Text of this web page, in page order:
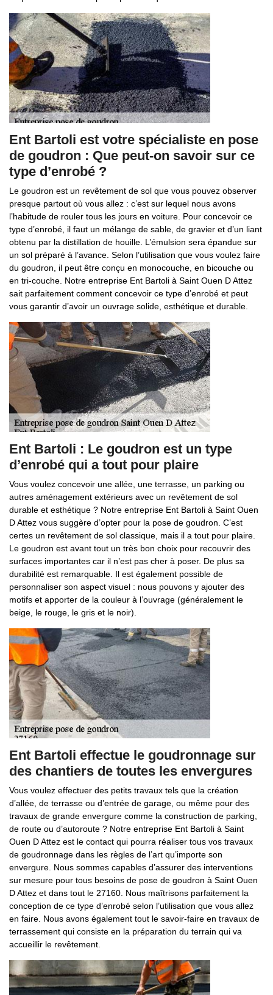
Ent Bartoli est votre spécialiste en pose
de goudron : Que peut-on savoir sur ce
type d’enrobé ?
Le goudron est un revêtement de sol que vous pouvez observer
presque partout où vous allez : c’est sur lequel nous avons
l’habitude de rouler tous les jours en voiture. Pour concevoir ce
type d’enrobé, il faut un mélange de sable, de gravier et d’un liant
obtenu par la distillation de houille. L’émulsion sera épandue sur
un sol préparé à l’avance. Selon l’utilisation que vous voulez faire
du goudron, il peut être conçu en monocouche, en bicouche ou
en tri-couche. Notre entreprise Ent Bartoli à Saint Ouen D Attez
sait parfaitement comment concevoir ce type d’enrobé et peut
vous garantir d’avoir un ouvrage solide, esthétique et durable.
Ent Bartoli : Le goudron est un type
d’enrobé qui a tout pour plaire
Vous voulez concevoir une allée, une terrasse, un parking ou
autres aménagement extérieurs avec un revêtement de sol
durable et esthétique ? Notre entreprise Ent Bartoli à Saint Ouen
D Attez vous suggère d’opter pour la pose de goudron. C’est
certes un revêtement de sol classique, mais il a tout pour plaire.
Le goudron est avant tout un très bon choix pour recouvrir des
surfaces importantes car il n’est pas cher à poser. De plus sa
durabilité est remarquable. Il est également possible de
personnaliser son aspect visuel : nous pouvons y ajouter des
motifs et apporter de la couleur à l’ouvrage (généralement le
beige, le rouge, le gris et le noir).
Ent Bartoli effectue le goudronnage sur
des chantiers de toutes les envergures
Vous voulez effectuer des petits travaux tels que la création
d’allée, de terrasse ou d’entrée de garage, ou même pour des
travaux de grande envergure comme la construction de parking,
de route ou d’autoroute ? Notre entreprise Ent Bartoli à Saint
Ouen D Attez est le contact qui pourra réaliser tous vos travaux
de goudronnage dans les règles de l’art qu’importe son
envergure. Nous sommes capables d’assurer des interventions
sur mesure pour tous besoins de pose de goudron à Saint Ouen
D Attez et dans tout le 27160. Nous maîtrisons parfaitement la
conception de ce type d’enrobé selon l’utilisation que vous allez
en faire. Nous avons également tout le savoir-faire en travaux de
terrassement qui consiste en la préparation du terrain qui va
accueillir le revêtement.